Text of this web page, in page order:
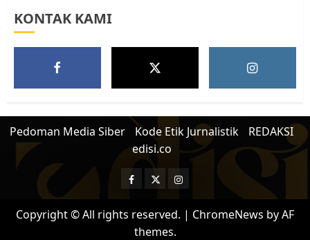
KONTAK KAMI
Pedoman Media Siber Kode Etik Jurnalistik
REDAKSI
edisi.co
Facebook
TwitterInstagram
Copyright © All rights reserved. | ChromeNews by AF
themes.